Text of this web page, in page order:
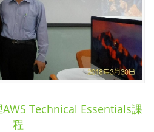
Technical Essentials課
程